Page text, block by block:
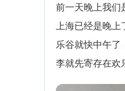
前一天晚上我们
上海已经是晚
乐谷就快中午
李就先寄存在欢